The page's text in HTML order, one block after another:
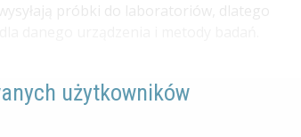
próbki do laboratoriów, dlatego
użytkowników